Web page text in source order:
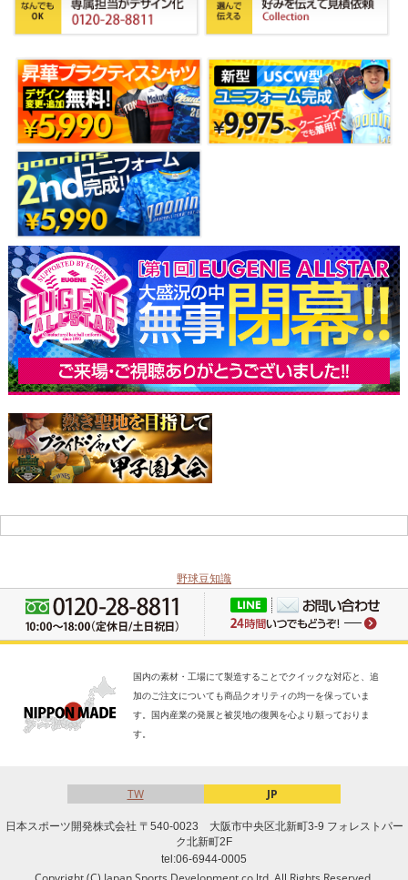
野球豆知識
国内の素材・工場にて製造することでクイックな対応と、追
加のご注文についても商品クオリティの均一を保っていま
す。国内産業の発展と被災地の復興を心より願っておりま
す。
TW JP
日本スポーツ開発株式会社 〒540-0023 大阪市中央区北新町3-9 フォレストパー
ク北新町2F
tel:06-6944-0005